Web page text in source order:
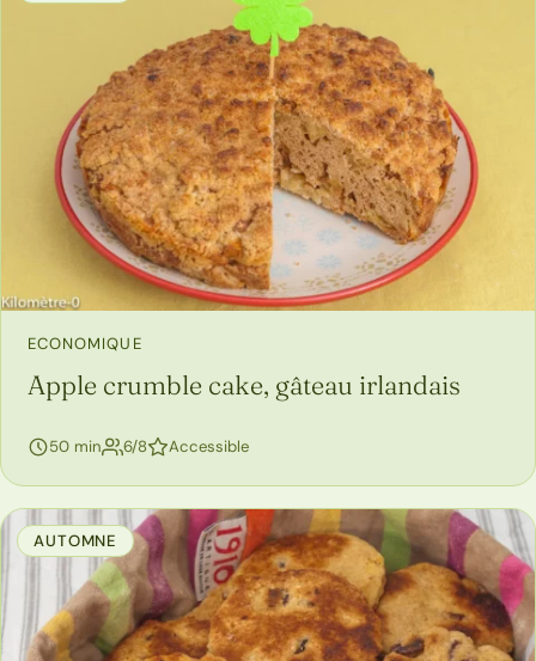
ECONOMIQUE
Apple crumble cake, gâteau irlandais
50 min 6/8personnes
Accessible
AUTOMNE